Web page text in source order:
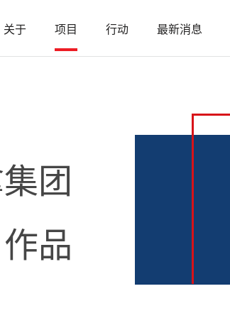
关于 项目 行动 最新消息
团
作品